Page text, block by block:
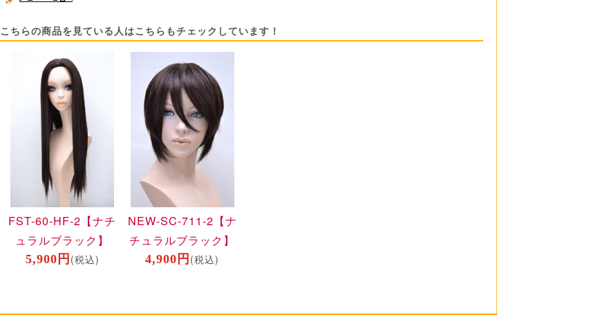
こちらの商品を見ている人はこちらもチェックしています！
FST-60-HF-2 【ナチ
ュラルブラック】
5,900円 (税込)
NEW-SC-711-2 【ナ
チュラルブラック】
4,900円 (税込)